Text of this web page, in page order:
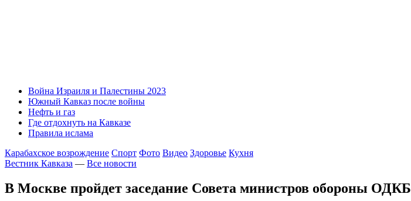
Война Израиля и Палестины 2023
Южный Кавказ после войны
Нефть и газ
Где отдохнуть на Кавказе
Правила ислама
Карабахское возрождение Спорт Фото Видео Здоровье Кухня
Вестник Кавказа — Все новости
В Москве пройдет заседание Совета министров обороны ОДКБ